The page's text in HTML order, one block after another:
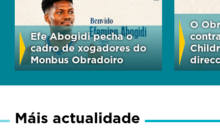
Efe Abogidi pecha o
cadro de xogadores do
Monbus Obradoiro
O
Máis actualidade